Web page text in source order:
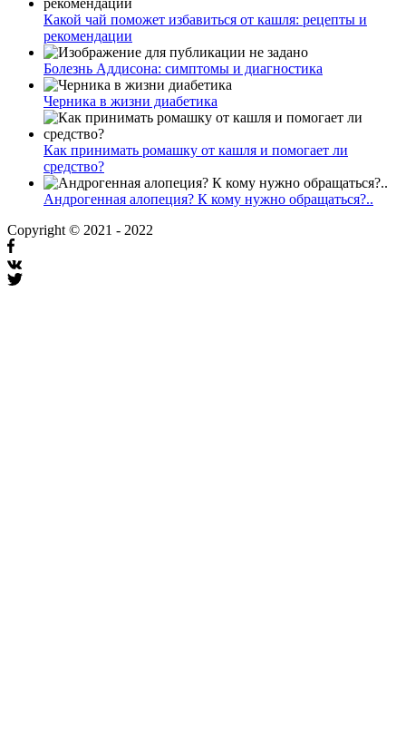
Какой чай поможет избавиться от кашля: рецепты и
рекомендации
Болезнь Аддисона: симптомы и диагностика
Черника в жизни диабетика
Как принимать ромашку от кашля и помогает ли
средство?
Андрогенная алопеция? К кому нужно обращаться?..
Copyright © 2021 - 2022